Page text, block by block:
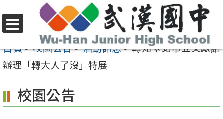
至
要
容
區
選
單
首頁>校園公告>活動訊息>轉知臺北市立文獻館
辦理「轉大人了沒」特展
校園公告